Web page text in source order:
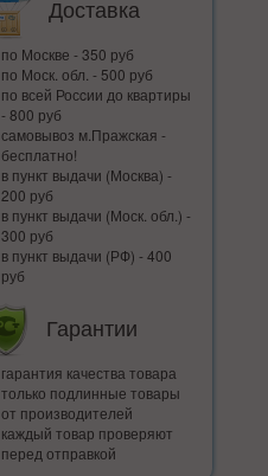
Доставка
по Москве - 350 руб
по Моск. обл. - 500 руб
по всей Росcии до квартиры
- 800 руб
самовывоз м.Пражская -
бесплатно!
в пункт выдачи (Москва) -
200 руб
в пункт выдачи (Моск. обл.) -
300 руб
в пункт выдачи (РФ) - 400
руб
Гарантии
гарантия качества товара
только подлинные товары
от производителей
каждый товар проверяют
перед отправкой